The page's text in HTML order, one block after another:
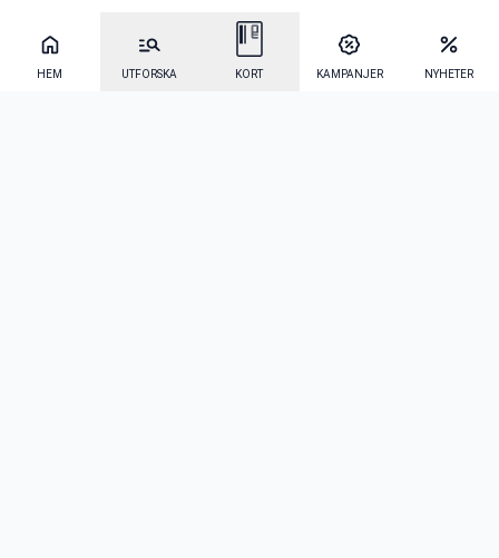
HEM UTFORSKA KORT KAMPANJER NYHETER